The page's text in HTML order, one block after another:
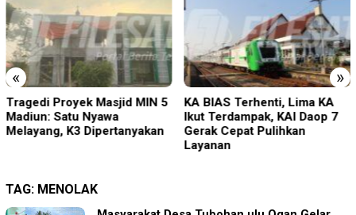
« »
Tragedi Proyek Masjid MIN 5
Madiun: Satu Nyawa
Melayang, K3 Dipertanyakan
KA BIAS Terhenti, Lima KA
Ikut Terdampak, KAI Daop 7
Gerak Cepat Pulihkan
Layanan
TAG: MENOLAK